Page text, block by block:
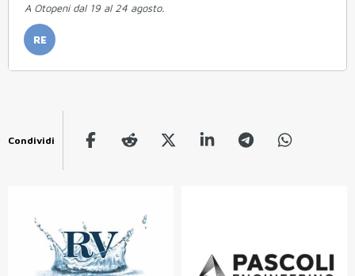
A Otopeni dal 19 al 24 agosto.
RE
Condividi